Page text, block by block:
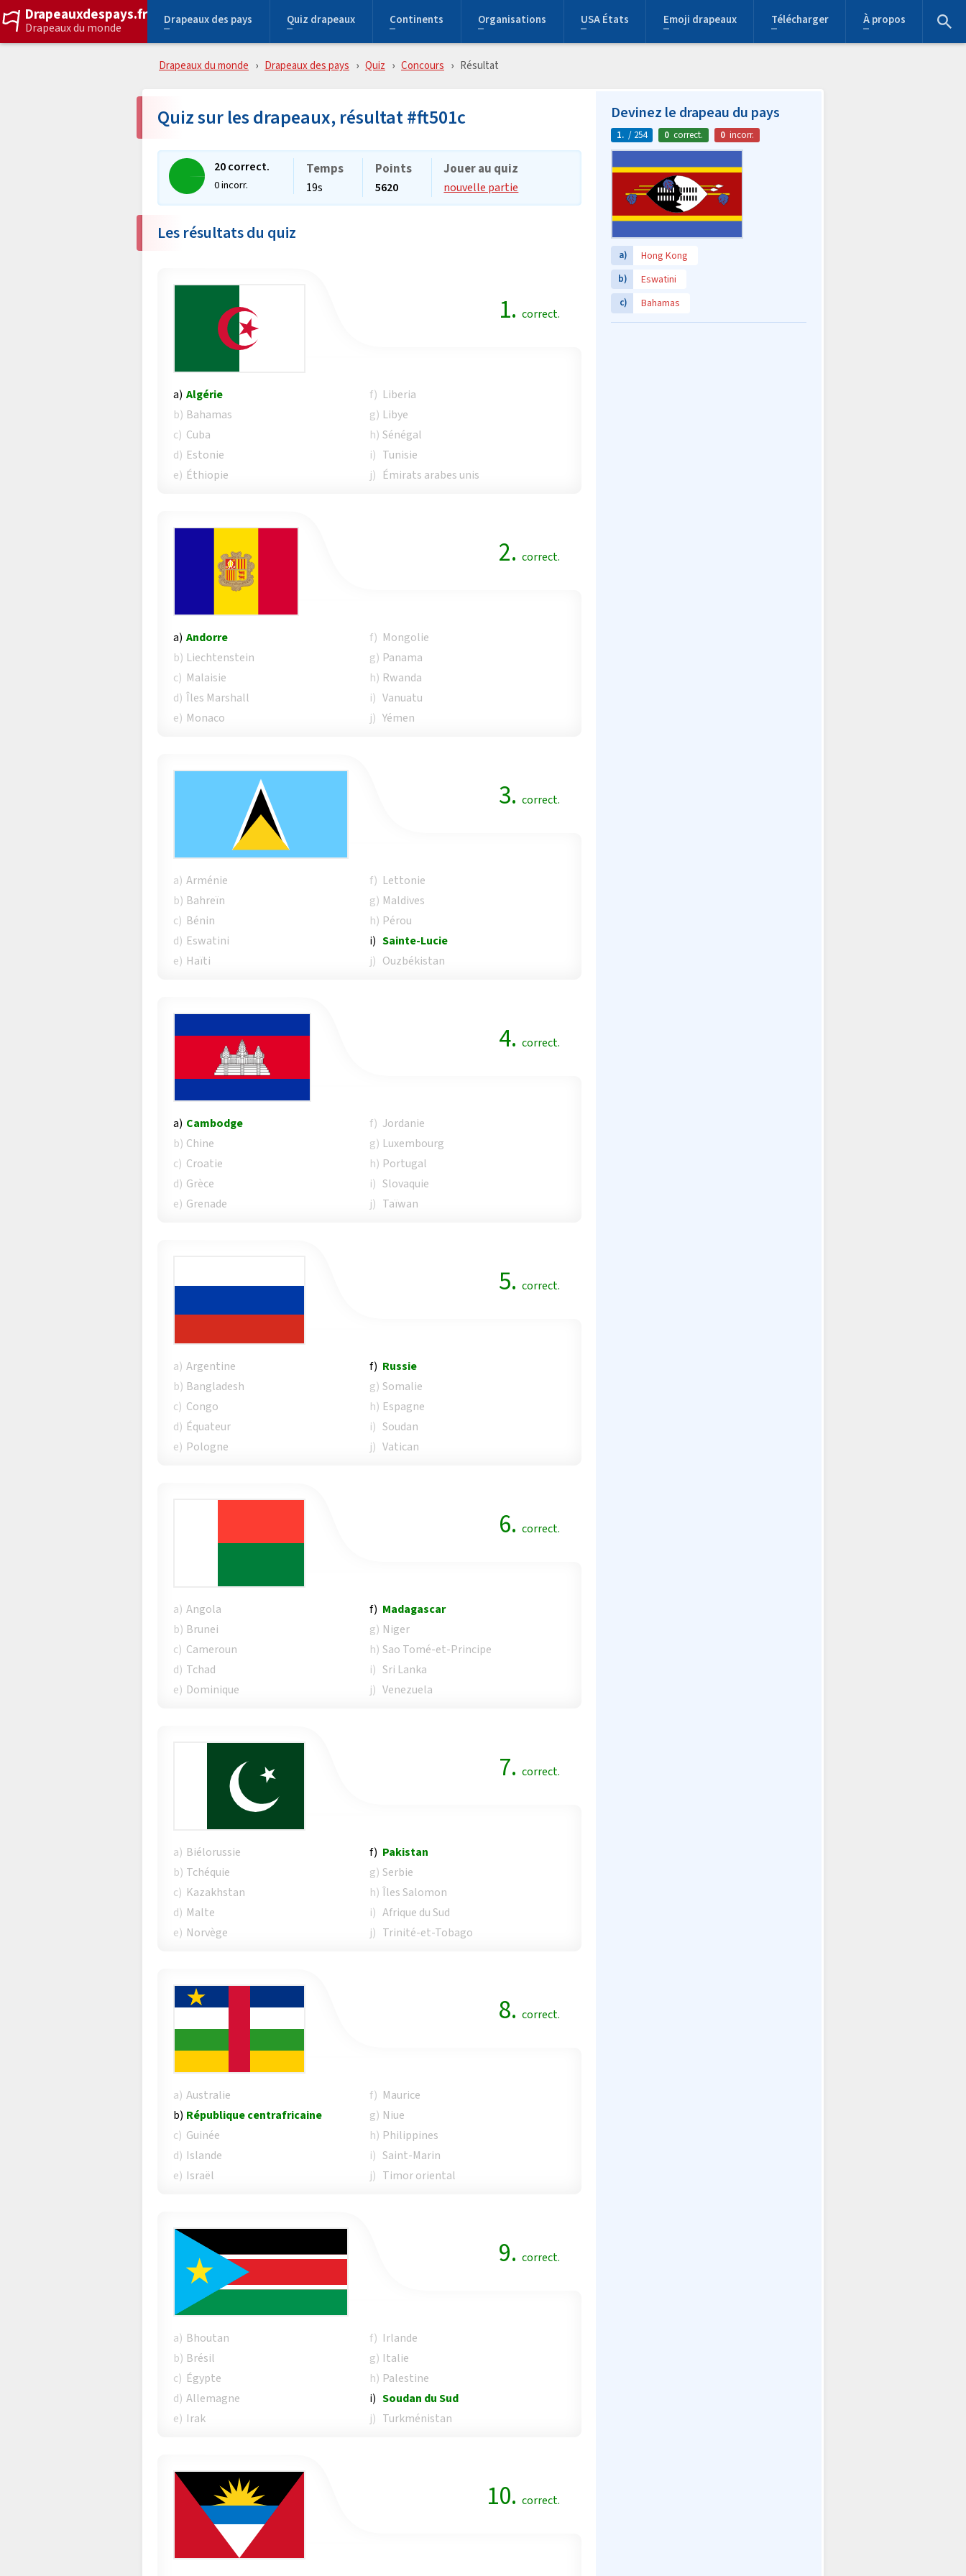
Drapeauxdespays.fr
Drapeaux du monde
Drapeaux des pays Quiz drapeaux Continents Organisations USA États Emoji drapeaux Télécharger À propos
Drapeaux du monde Drapeaux des pays Quiz Concours Résultat
Quiz sur les drapeaux, résultat #ft501c
20 correct.
0 incorr.
Temps
19s
Points
5620
Jouer au quiz
nouvelle partie
Les résultats du quiz
1. correct.
a) Algérie
b) Bahamas
c) Cuba
d) Estonie
e) Éthiopie
f) Liberia
g) Libye
h) Sénégal
i) Tunisie
j) Émirats arabes unis
2. correct.
a) Andorre
b) Liechtenstein
c) Malaisie
d) Îles Marshall
e) Monaco
f) Mongolie
g) Panama
h) Rwanda
i) Vanuatu
j) Yémen
3. correct.
a) Arménie
b) Bahreïn
c) Bénin
d) Eswatini
e) Haïti
f) Lettonie
g) Maldives
h) Pérou
i) Sainte-Lucie
j) Ouzbékistan
4. correct.
a) Cambodge
b) Chine
c) Croatie
d) Grèce
e) Grenade
f) Jordanie
g) Luxembourg
h) Portugal
i) Slovaquie
j) Taïwan
5. correct.
a) Argentine
b) Bangladesh
c) Congo
d) Équateur
e) Pologne
f) Russie
g) Somalie
h) Espagne
i) Soudan
j) Vatican
6. correct.
a) Angola
b) Brunei
c) Cameroun
d) Tchad
e) Dominique
f) Madagascar
g) Niger
h) Sao Tomé-et-Principe
i) Sri Lanka
j) Venezuela
7. correct.
a) Biélorussie
b) Tchéquie
c) Kazakhstan
d) Malte
e) Norvège
f) Pakistan
g) Serbie
h) Îles Salomon
i) Afrique du Sud
j) Trinité-et-Tobago
8. correct.
a) Australie
b) République centrafricaine
c) Guinée
d) Islande
e) Israël
f) Maurice
g) Niue
h) Philippines
i) Saint-Marin
j) Timor oriental
9. correct.
a) Bhoutan
b) Brésil
c) Égypte
d) Allemagne
e) Irak
f) Irlande
g) Italie
h) Palestine
i) Soudan du Sud
j) Turkménistan
10. correct.
Devinez le drapeau du pays
1. / 254 0 correct. 0 incorr.
a) Hong Kong
b) Eswatini
c) Bahamas